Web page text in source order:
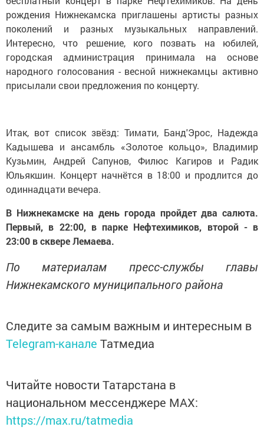
рождения Нижнекамска приглашены артисты разных
поколений и разных музыкальных направлений.
Интересно, что решение, кого позвать на юбилей,
городская администрация принимала на основе
народного голосования - весной нижнекамцы активно
присылали свои предложения по концерту.
Итак, вот список звёзд: Тимати, Банд'Эрос, Надежда
Кадышева и ансамбль «Золотое кольцо», Владимир
Кузьмин, Андрей Сапунов, Филюс Кагиров и Радик
Юльякшин. Концерт начнётся в 18:00 и продлится до
одиннадцати вечера.
В Нижнекамске на день города пройдет два салюта.
Первый, в 22:00, в парке Нефтехимиков, второй - в
23:00 в сквере Лемаева.
По материалам пресс-службы главы
Нижнекамского муниципального района
Следите за самым важным и интересным в
Telegram-канале Татмедиа
Читайте новости Татарстана в
национальном мессенджере MАХ:
https://max.ru/tatmedia